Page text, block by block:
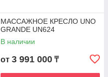
МАССАЖНОЕ КРЕСЛО UNO
GRANDE UN624
В наличии
от 3 991 000 ₸